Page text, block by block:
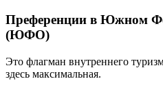
Преференции в Южном
(ЮФО)
Это флагман внутреннего
здесь максимальная.